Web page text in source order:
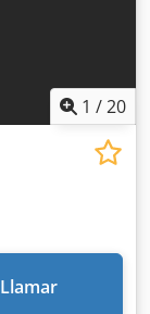
1 /20
Llamar